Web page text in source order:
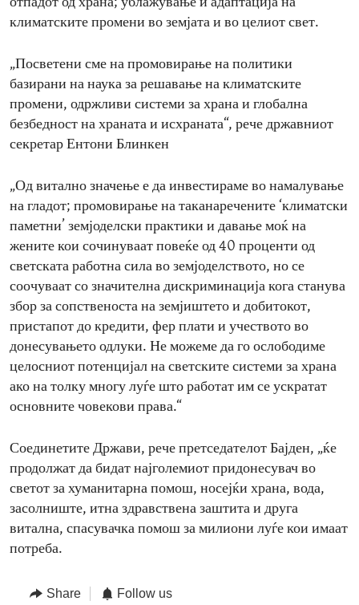
отпадот од храна; ублажување и адаптација на
климатските промени во земјата и во целиот свет.
„Посветени сме на промовирање на политики
базирани на наука за решавање на климатските
промени, одржливи системи за храна и глобална
безбедност на храната и исхраната“, рече државниот
секретар Ентони Блинкен
„Од витално значење е да инвестираме во намалување
на гладот; промовирање на таканаречените ‘климатски
паметни’ земјоделски практики и давање моќ на
жените кои сочинуваат повеќе од 40 проценти од
светската работна сила во земјоделството, но се
соочуваат со значителна дискриминација кога станува
збор за сопственоста на земјиштето и добитокот,
пристапот до кредити, фер плати и учеството во
донесувањето одлуки. Не можеме да го ослободиме
целосниот потенцијал на светските системи за храна
ако на толку многу луѓе што работат им се ускратат
основните човекови права.“
Соединетите Држави, рече претседателот Бајден, „ќе
продолжат да бидат најголемиот придонесувач во
светот за хуманитарна помош, носејќи храна, вода,
засолниште, итна здравствена заштита и друга
витална, спасувачка помош за милиони луѓе кои имаат
потреба.
Share Follow us